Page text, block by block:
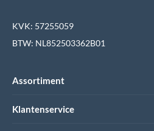
KVK: 57255059
BTW: NL852503362B01
Assortiment
Klantenservice